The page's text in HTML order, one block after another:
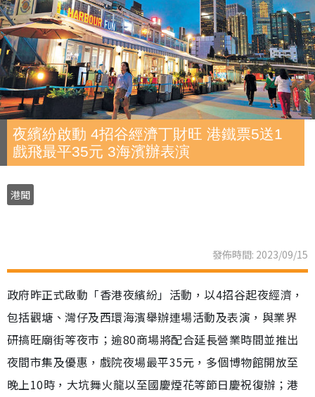
夜繽紛啟動 4招谷經濟丁財旺 港鐵票5送1
戲飛最平35元 3海濱辦表演
港聞
發佈時間: 2023/09/15
政府昨正式啟動「香港夜繽紛」活動，以4招谷起夜經濟，
包括觀塘、灣仔及西環海濱舉辦連場活動及表演，與業界
研搞旺廟街等夜市；逾80商場將配合延長營業時間並推出
夜間市集及優惠，戲院夜場最平35元，多個博物館開放至
晚上10時，大坑舞火龍以至國慶煙花等節日慶祝復辦；港